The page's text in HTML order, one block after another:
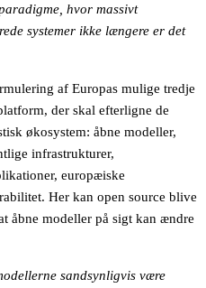
hvor massivt
systemer ikke længere er det
af Europas mulige tredje
der skal efterligne de
økosystem: åbne modeller,
infrastrukturer,
europæiske
Her kan open source blive
åbne modeller på sigt kan ændre
sandsynligvis være